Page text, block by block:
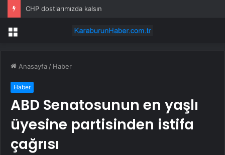
CHP dostlarımızda kalsın
Menü
Anasayfa / Haber
Haber
ABD Senatosunun en yaşlı
üyesine partisinden istifa
çağrısı